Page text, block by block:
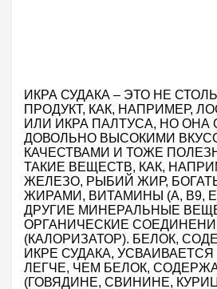
ИКРА СУДАКА – ЭТО НЕ
ПРОДУКТ, КАК, НАПРИМЕР,
ИЛИ ИКРА ПАЛТУСА, НО ОНА
ДОВОЛЬНО ВЫСОКИМИ
КАЧЕСТВАМИ И ТОЖЕ
ТАКИЕ ВЕЩЕСТВ, КАК,
ЖЕЛЕЗО, РЫБИЙ ЖИР,
ЖИРАМИ, ВИТАМИНЫ (А, В9,
ДРУГИЕ МИНЕРАЛЬНЫЕ
ОРГАНИЧЕСКИЕ
(КАЛОРИЗАТОР). БЕЛОК,
ИКРЕ СУДАКА,
ЛЕГЧЕ, ЧЕМ БЕЛОК,
(ГОВЯДИНЕ, СВИНИНЕ,